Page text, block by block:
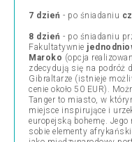
7 dzień - po śniadaniu
8 dzień - po śniadaniu
Fakultatywnie
Maroko (opcja
zdecydują się na podróż
Gibraltarze (istnieje
cenie około 50 EUR).
Tanger to miasto, w
miejsce inspirujące i
europejską bohemę.
sobie elementy